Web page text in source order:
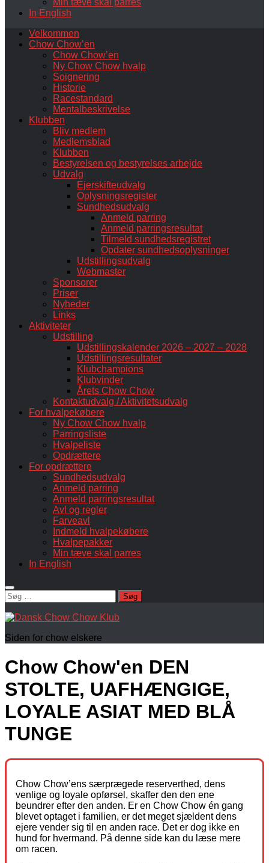
Min tæve skal parres
In English
Velkommen
Chow Chow’en
Chow Chow’en
Ny Chow Chow hvalp
Soignering
Historie
Racestandard
Mentalbeskrivelse
Klubben
Bliv medlem
Medlemsblad
Klubben
Bestyrelsen og bestyrelses arbejde
Udvalg
Ejerskifteudvalg
Oplysningsregister
Sundhedsudvalg
Anmeld parring
Anmeld parringsresultat
Tilmeld sundhedsregistret
Opdater sundhedsoplysninger
Udstillingsudvalg
Webmaster
Sponsorer
Priser
Nyheder
Links
Aktiviteter
Udstilling
Udstillingskalender 2026 – 2027 – 2028
Udstillingsresultater
Klubchampions
Klubvinder
Årets Chow Chow
Kontaktudvalg / Aktivitetsudvalg
For hvalpekøbere
Ny Chow Chow hvalp
Parringsliste
Hvalpeliste
Opdrættere
For opdrættere
Sundhedsudvalg
Anmeld parring
Anmeld parringsresultat
Avl og regler
Farveavl
Indmeld hvalpekøbere
Hvalpepakker
Min tæve skal parres
In English
Søg
efter:
Siden for chow elskere
Chow Chow'en DEN
STOLTE, UAFHÆNGIGE,
LOYALE ASIAT MED BLÅ
TUNGE
Chow Chow’ens særprægede reserverthed, dens
venlige og loyale opførsel, skaffer den den ene
beundrer efter den anden. Er en Chow Chow én gang
blevet optaget i familien, er det meget sjældent dens
ejere vender sig til en anden race. Det er dog ikke en
hund for hvermand. På denne side kan du læse mere
om racen.